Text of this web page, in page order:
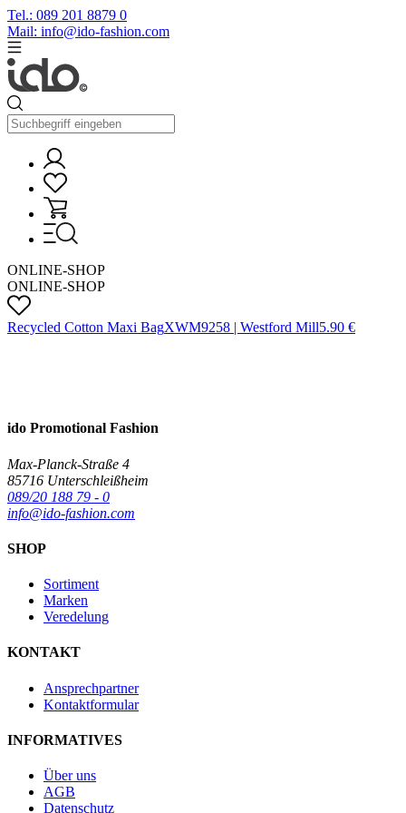
Tel.: 089 201 8879 0
Mail: info@ido-fashion.com
ONLINE-SHOP
ONLINE-SHOP
Recycled Cotton Maxi BagXWM9258 | Westford Mill5.90 €
ido Promotional Fashion
Max-Planck-Straße 4
85716 Unterschleißheim
089/20 188 79 - 0
info@ido-fashion.com
SHOP
Sortiment
Marken
Veredelung
KONTAKT
Ansprechpartner
Kontaktformular
INFORMATIVES
Über uns
AGB
Datenschutz